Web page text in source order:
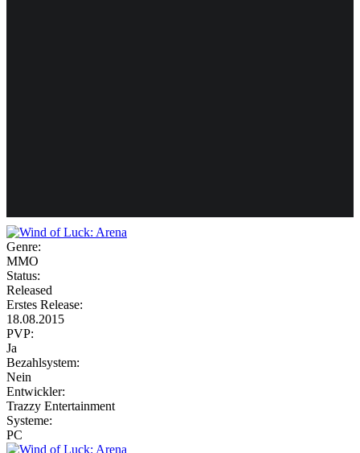
Genre:
MMO
Status:
Released
Erstes Release:
18.08.2015
PVP:
Ja
Bezahlsystem:
Nein
Entwickler:
Trazzy Entertainment
Systeme:
PC